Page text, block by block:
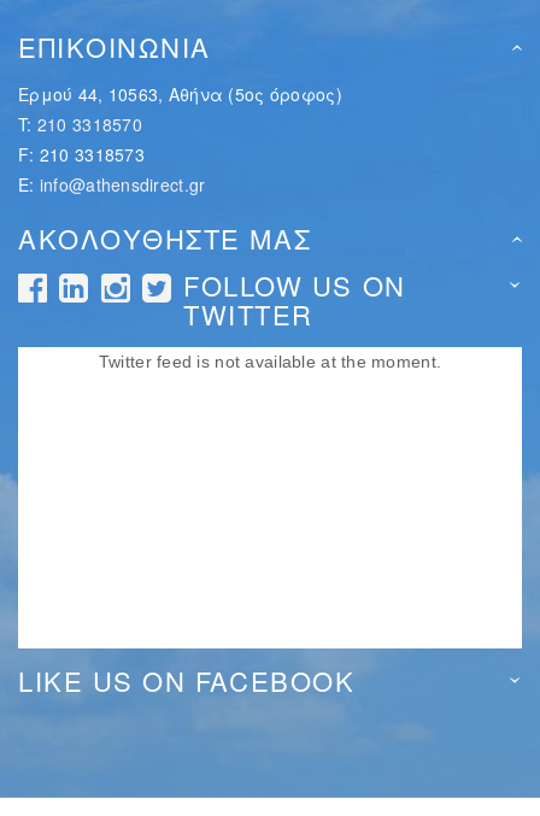
ΕΠΙΚΟΙΝΩΝΙΑ
Ερμού 44, 10563, Αθήνα (5ος όροφος)
210 3318570
F: 210 3318573
info@athensdirect.gr
ΑΚΟΛΟΥΘΗΣΤΕ ΜΑΣ
FOLLOW US ON
TWITTER
Twitter feed is not available at the moment.
LIKE US ON FACEBOOK